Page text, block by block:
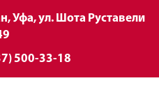
Уфа, ул. Шота Руставели
500-33-18